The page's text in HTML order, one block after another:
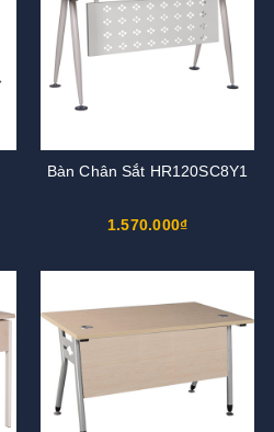
Bàn Chân Sắt HR120SC8Y1
1.570.000₫